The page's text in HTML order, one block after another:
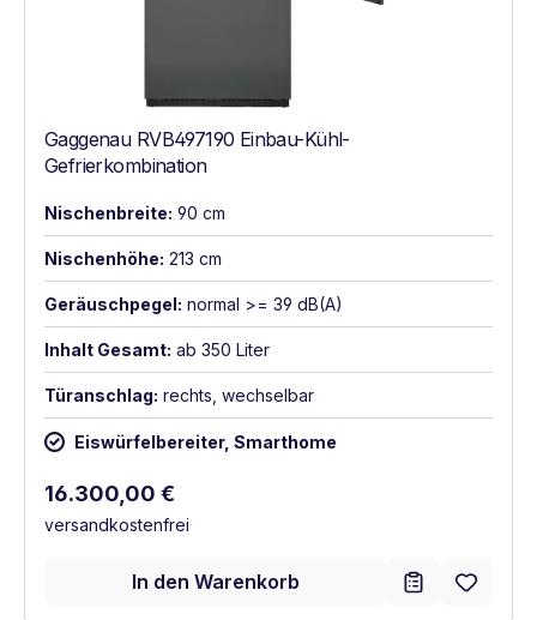
Gaggenau RVB497190 Einbau-Kühl-
Gefrierkombination
Nischenbreite: 90 cm
Nischenhöhe: 213 cm
Geräuschpegel: normal >= 39 dB(A)
Inhalt Gesamt: ab 350 Liter
Türanschlag: rechts, wechselbar
Eiswürfelbereiter, Smarthome
Regulärer Preis:
16.300,00 €
versandkostenfrei
In den Warenkorb